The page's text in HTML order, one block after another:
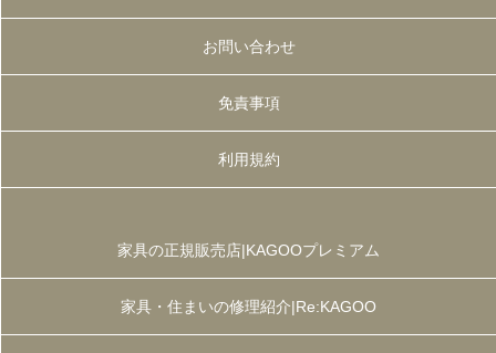
お問い合わせ
免責事項
利用規約
家具の正規販売店|KAGOOプレミアム
家具・住まいの修理紹介|Re:KAGOO